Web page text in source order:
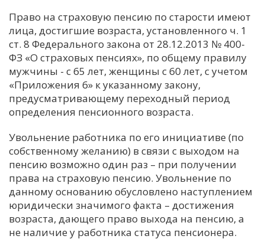
Право на страховую пенсию по старости имеют
лица, достигшие возраста, установленного ч. 1
ст. 8 Федерального закона от 28.12.2013 № 400-
ФЗ «О страховых пенсиях», по общему правилу
мужчины - с 65 лет, женщины с 60 лет, с учетом
«Приложения 6» к указанному закону,
предусматривающему переходный период
определения пенсионного возраста.
Увольнение работника по его инициативе (по
собственному желанию) в связи с выходом на
пенсию возможно один раз – при получении
права на страховую пенсию. Увольнение по
данному основанию обусловлено наступлением
юридически значимого факта – достижения
возраста, дающего право выхода на пенсию, а
не наличие у работника статуса пенсионера.